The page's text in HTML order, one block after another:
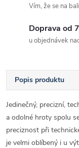
Vím, že se na
Doprava od
u objednávek
Popis produktu
Jedinečný, precizní,
a odolné hroty spolu
preciznost při
je velmi oblíbený i u